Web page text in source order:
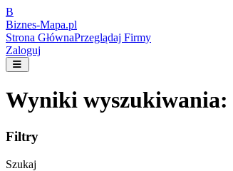
B
Biznes-Mapa.pl
Strona GłównaPrzeglądaj Firmy
Zaloguj
Wyniki wyszukiwania:
Filtry
Szukaj